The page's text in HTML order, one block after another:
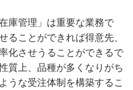
庫管理」は重要な業務で
ることができれば得意先、
化させうることができるで
質上、品種が多くなりがち
うな受注体制を構築するこ